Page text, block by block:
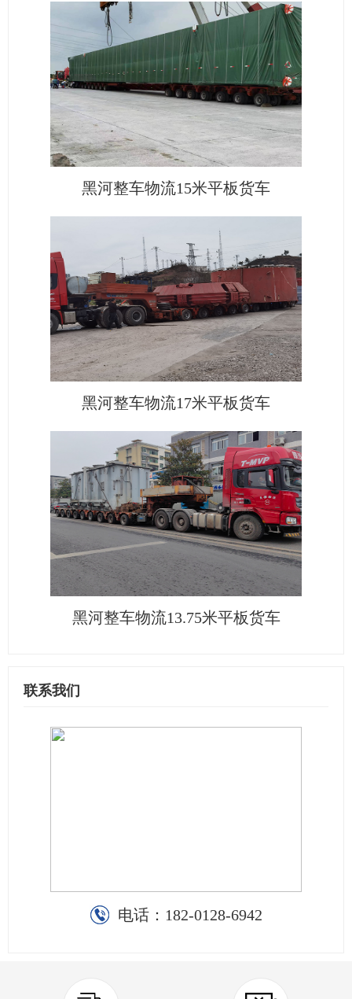
黑河整车物流15米平板货车
黑河整车物流17米平板货车
黑河整车物流13.75米平板货车
联系我们
电话： 182-0128-6942